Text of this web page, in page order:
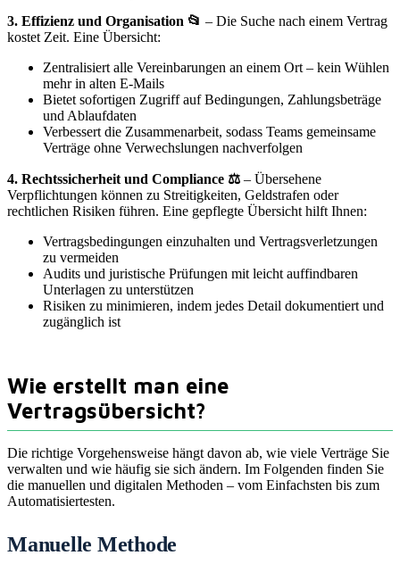
3. Effizienz und Organisation 📂 – Die Suche nach einem Vertrag
kostet Zeit. Eine Übersicht:
Zentralisiert alle Vereinbarungen an einem Ort – kein Wühlen
mehr in alten E-Mails
Bietet sofortigen Zugriff auf Bedingungen, Zahlungsbeträge
und Ablaufdaten
Verbessert die Zusammenarbeit, sodass Teams gemeinsame
Verträge ohne Verwechslungen nachverfolgen
4. Rechtssicherheit und Compliance ⚖️ – Übersehene
Verpflichtungen können zu Streitigkeiten, Geldstrafen oder
rechtlichen Risiken führen. Eine gepflegte Übersicht hilft Ihnen:
Vertragsbedingungen einzuhalten und Vertragsverletzungen
zu vermeiden
Audits und juristische Prüfungen mit leicht auffindbaren
Unterlagen zu unterstützen
Risiken zu minimieren, indem jedes Detail dokumentiert und
zugänglich ist
Wie erstellt man eine
Vertragsübersicht?
Die richtige Vorgehensweise hängt davon ab, wie viele Verträge Sie
verwalten und wie häufig sie sich ändern. Im Folgenden finden Sie
die manuellen und digitalen Methoden – vom Einfachsten bis zum
Automatisiertesten.
Manuelle Methode